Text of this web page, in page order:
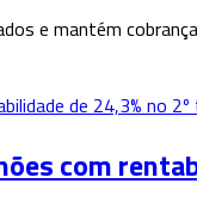
e mantém
com